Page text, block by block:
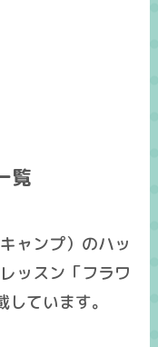
覧
ャンプ）のハッ
ッスン「フラワ
ています。